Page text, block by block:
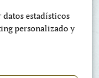
estadísticos
personalizado y